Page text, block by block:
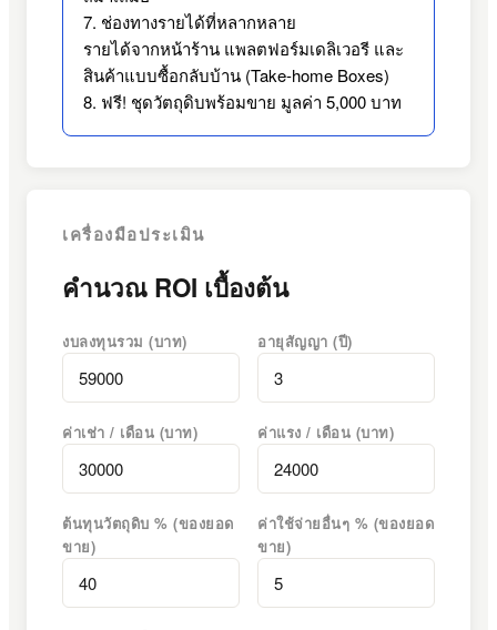
7. ช่องทางรายได้ที่หลากหลาย
รายได้จากหน้าร้าน แพลตฟอร์มเดลิเวอรี และ
สินค้าแบบซื้อกลับบ้าน (Take-home Boxes)
8. ฟรี! ชุดวัตถุดิบพร้อมขาย มูลค่า 5,000 บาท
เครื่องมือประเมิน
คำนวณ ROI เบื้องต้น
งบลงทุนรวม (บาท) อายุสัญญา (ปี)
ค่าเช่า / เดือน (บาท) ค่าแรง / เดือน (บาท)
ต้นทุนวัตถุดิบ % (ของยอด
ขาย)
ค่าใช้จ่ายอื่นๆ % (ของยอด
ขาย)